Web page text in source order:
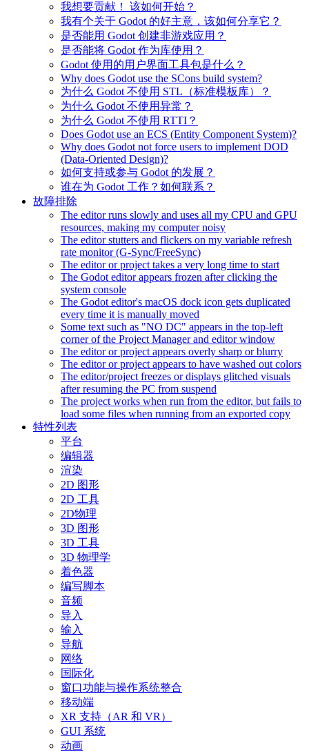
我想要贡献！ 该如何开始？
我有个关于 Godot 的好主意，该如何分享它？
是否能用 Godot 创建非游戏应用？
是否能将 Godot 作为库使用？
Godot 使用的用户界面工具包是什么？
Why does Godot use the SCons build system?
为什么 Godot 不使用 STL（标准模板库）？
为什么 Godot 不使用异常？
为什么 Godot 不使用 RTTI？
Does Godot use an ECS (Entity Component System)?
Why does Godot not force users to implement DOD
(Data-Oriented Design)?
如何支持或参与 Godot 的发展？
谁在为 Godot 工作？如何联系？
故障排除
The editor runs slowly and uses all my CPU and GPU
resources, making my computer noisy
The editor stutters and flickers on my variable refresh
rate monitor (G-Sync/FreeSync)
The editor or project takes a very long time to start
The Godot editor appears frozen after clicking the
system console
The Godot editor's macOS dock icon gets duplicated
every time it is manually moved
Some text such as "NO DC" appears in the top-left
corner of the Project Manager and editor window
The editor or project appears overly sharp or blurry
The editor or project appears to have washed out colors
The editor/project freezes or displays glitched visuals
after resuming the PC from suspend
The project works when run from the editor, but fails to
load some files when running from an exported copy
特性列表
平台
编辑器
渲染
2D 图形
2D 工具
2D物理
3D 图形
3D 工具
3D 物理学
着色器
编写脚本
音频
导入
输入
导航
网络
国际化
窗口功能与操作系统整合
移动端
XR 支持（AR 和 VR）
GUI 系统
动画